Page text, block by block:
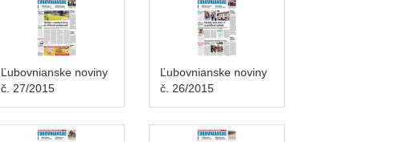
Ľubovnianske noviny
č. 27/2015
Ľubovnianske noviny
č. 26/2015